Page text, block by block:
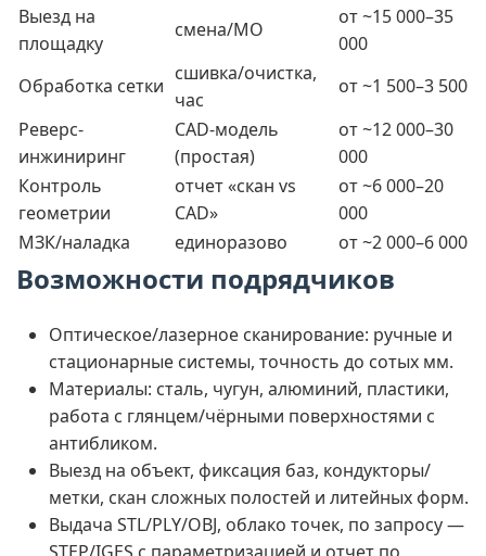
Выезд на
площадку
смена/МО
от ~15 000–35
000
Обработка сетки
сшивка/очистка,
час
от ~1 500–3 500
Реверс-
инжиниринг
CAD-модель
(простая)
от ~12 000–30
000
Контроль
геометрии
отчет «скан vs
CAD»
от ~6 000–20
000
МЗК/наладка
единоразово от ~2 000–6 000
Возможности подрядчиков
Оптическое/лазерное сканирование: ручные и
стационарные системы, точность до сотых мм.
Материалы: сталь, чугун, алюминий, пластики,
работа с глянцем/чёрными поверхностями с
антибликом.
Выезд на объект, фиксация баз, кондукторы/
метки, скан сложных полостей и литейных форм.
Выдача STL/PLY/OBJ, облако точек, по запросу —